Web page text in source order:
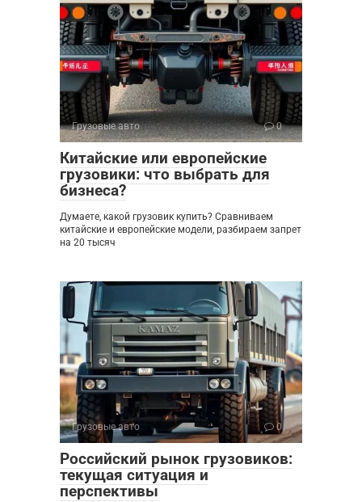
Грузовые авто 0
Китайские или европейские
грузовики: что выбрать для
бизнеса?
Думаете, какой грузовик купить? Сравниваем
китайские и европейские модели, разбираем запрет
на 20 тысяч
Грузовые авто 0
Российский рынок грузовиков:
текущая ситуация и
перспективы